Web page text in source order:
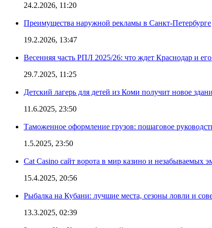
24.2.2026, 11:20
Преимущества наружной рекламы в Санкт-Петербурге
19.2.2026, 13:47
Весенняя часть РПЛ 2025/26: что ждет Краснодар и
29.7.2025, 11:25
Детский лагерь для детей из Коми получит новое
11.6.2025, 23:50
Таможенное оформление грузов: пошаговое
1.5.2025, 23:50
Cat Casino сайт ворота в мир казино и незабываемых
15.4.2025, 20:56
Рыбалка на Кубани: лучшие места, сезоны ловли и
13.3.2025, 02:39